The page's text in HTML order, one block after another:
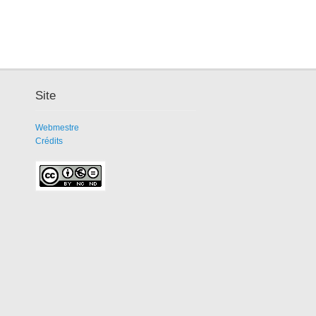
Site
Webmestre
Crédits